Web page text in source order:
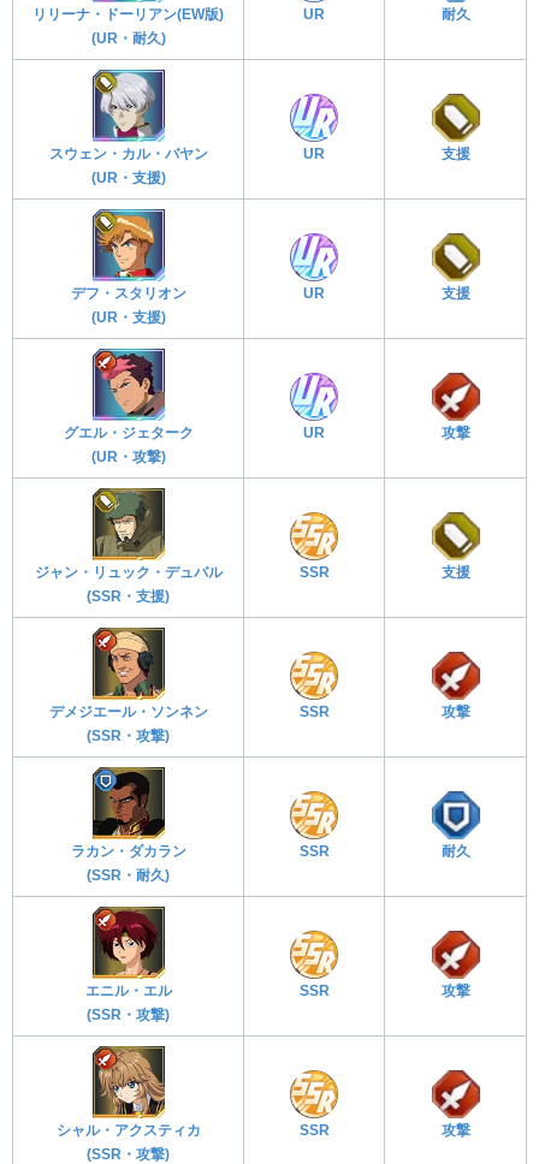
リリーナ・ドーリアン(EW版)
(UR・耐久)
UR 耐久
スウェン・カル・バヤン
(UR・支援)
UR 支援
デフ・スタリオン
(UR・支援)
UR 支援
グエル・ジェターク
(UR・攻撃)
UR 攻撃
ジャン・リュック・デュバル
(SSR・支援)
SSR 支援
デメジエール・ソンネン
(SSR・攻撃)
SSR 攻撃
ラカン・ダカラン
(SSR・耐久)
SSR 耐久
エニル・エル
(SSR・攻撃)
SSR 攻撃
シャル・アクスティカ
(SSR・攻撃)
SSR 攻撃